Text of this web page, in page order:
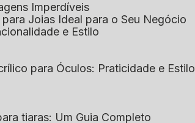
Imperdíveis
para Joias Ideal para o Seu Negócio
e Estilo
para Óculos: Praticidade e Estilo
tiaras: Um Guia Completo